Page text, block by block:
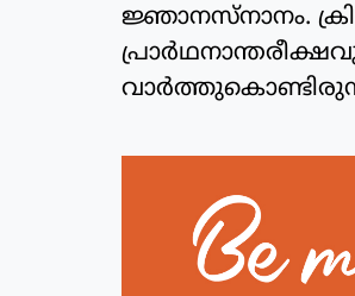
ജ്ഞാനസ്നാനം.